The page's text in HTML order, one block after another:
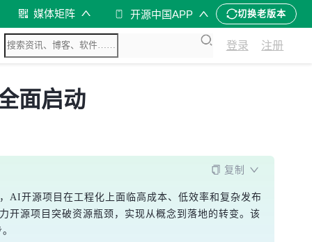
媒体矩阵 开源中国APP 切换老版本
登录 注册
面启动
复制
AI开源项目在工程化上面临高成本、低效率和复杂发布
开源项目突破资源瓶颈，实现从概念到落地的转变。该